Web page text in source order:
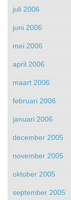
juli 2006
juni 2006
mei 2006
april 2006
maart 2006
februari 2006
januari 2006
december 2005
november 2005
oktober 2005
september 2005